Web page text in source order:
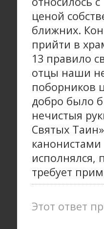
ценой
ближних.
прийти в
13 правило
отцы наши
поборников
добро было
нечистыя
Святых
канонистами
исполнялся,
требует
Этот ответ